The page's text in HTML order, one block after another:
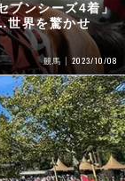
ブンシーズ4着」
世界を驚かせ
競馬 2023/10/08